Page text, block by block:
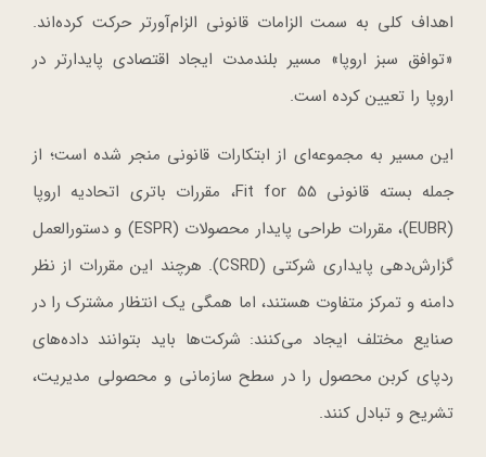
اهداف کلی به سمت الزامات قانونی الزام‌آورتر حرکت کرده‌اند.
«توافق سبز اروپا» مسیر بلندمدت ایجاد اقتصادی پایدارتر در
اروپا را تعیین کرده است.
این مسیر به مجموعه‌ای از ابتکارات قانونی منجر شده است؛ از
جمله بسته قانونی Fit for 55، مقررات باتری اتحادیه اروپا
(EUBR)، مقررات طراحی پایدار محصولات (ESPR) و دستورالعمل
گزارش‌دهی پایداری شرکتی (CSRD). هرچند این مقررات از نظر
دامنه و تمرکز متفاوت هستند، اما همگی یک انتظار مشترک را در
صنایع مختلف ایجاد می‌کنند: شرکت‌ها باید بتوانند داده‌های
ردپای کربن محصول را در سطح سازمانی و محصولی مدیریت،
تشریح و تبادل کنند.